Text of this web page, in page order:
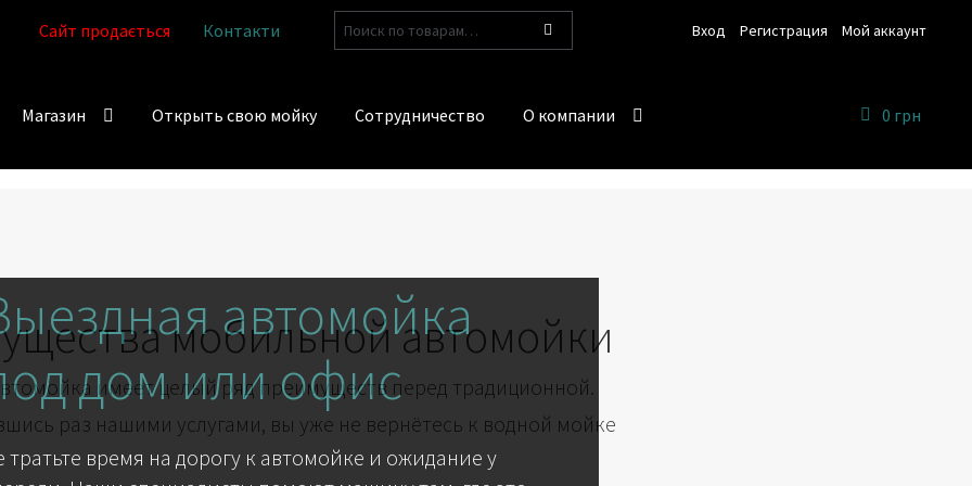
Сайт продається Контакти Искать: Вход Регистрация Мой аккаунт
Магазин Открыть свою мойку Сотрудничество О компании 0 грн
автомойка
дом или офис
тратьте время на дорогу к автомойке и ожидание у
мобильной автомойки
имеет целый ряд преимуществ перед традиционной.
раз нашими услугами, вы уже не вернётесь к водной мойке